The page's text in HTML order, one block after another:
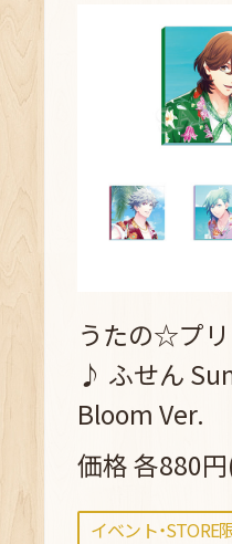
うたの☆プ
♪ ふせん
Bloom Ver.
価格 各880
イベント・STORE